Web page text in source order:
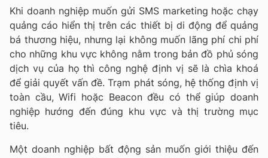
Khi doanh nghiệp muốn gửi SMS marketing hoặc chạy
quảng cáo hiển thị trên các thiết bị di động để quảng
bá thương hiệu, nhưng lại không muốn lãng phí chi phí
cho những khu vực không nằm trong bản đồ phủ sóng
dịch vụ của họ thì công nghệ định vị sẽ là chìa khoá
để giải quyết vấn đề. Trạm phát sóng, hệ thống định vị
toàn cầu, Wifi hoặc Beacon đều có thể giúp doanh
nghiệp hướng đến đúng khu vực và thị trường mục
tiêu.
Một doanh nghiệp bất động sản muốn giới thiệu đến